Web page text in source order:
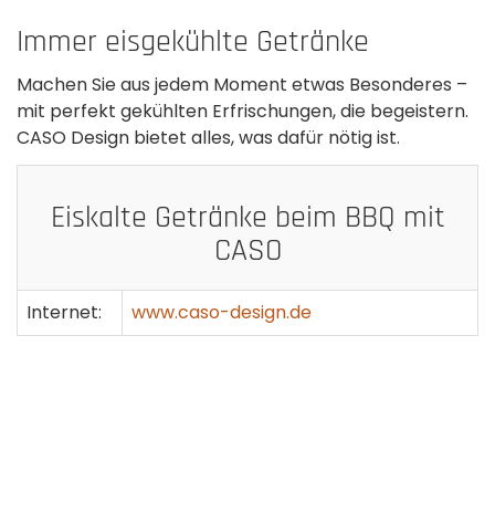
Immer eisgekühlte Getränke
Machen Sie aus jedem Moment etwas Besonderes –
mit perfekt gekühlten Erfrischungen, die begeistern.
CASO Design bietet alles, was dafür nötig ist.
Eiskalte Getränke beim BBQ mit
CASO
Internet: www.caso-design.de